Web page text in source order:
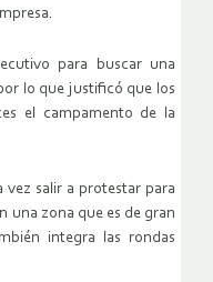
para buscar una
lo que justificó que los
el campamento de la
vez salir a protestar para
una zona que es de gran
integra las rondas